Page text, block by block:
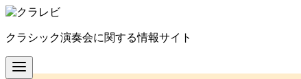
コ
テ
ン
ツ
クラシック演奏会に関する情報サイト